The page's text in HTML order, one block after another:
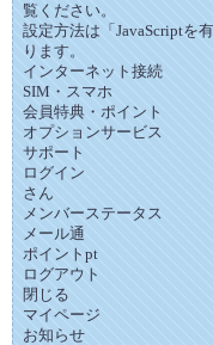
覧ください。
設定方法は「JavaScriptを
ります。
インターネット接続
SIM・スマホ
会員特典・ポイント
オプションサービス
サポート
ログイン
さん
メンバーステータス
メール通
ポイントpt
ログアウト
閉じる
マイページ
お知らせ